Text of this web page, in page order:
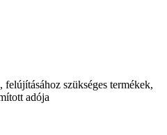
szükséges termékek,
adója